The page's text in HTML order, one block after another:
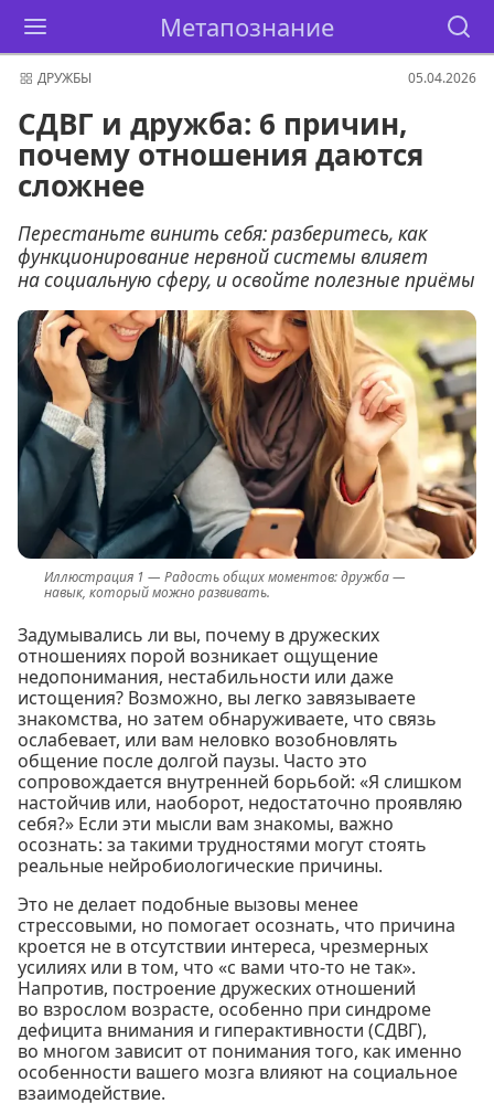
Метапознание
ДРУЖБЫ 05.04.2026
СДВГ и дружба: 6 причин,
почему отношения даются
сложнее
Перестаньте винить себя: разберитесь, как
функционирование нервной системы влияет
на социальную сферу, и освойте полезные приёмы
Радость общих моментов: дружба —
навык, который можно развивать.
Задумывались ли вы, почему в дружеских
отношениях порой возникает ощущение
недопонимания, нестабильности или даже
истощения? Возможно, вы легко завязываете
знакомства, но затем обнаруживаете, что связь
ослабевает, или вам неловко возобновлять
общение после долгой паузы. Часто это
сопровождается внутренней борьбой: «Я слишком
настойчив или, наоборот, недостаточно проявляю
себя?» Если эти мысли вам знакомы, важно
осознать: за такими трудностями могут стоять
реальные нейробиологические причины.
Это не делает подобные вызовы менее
стрессовыми, но помогает осознать, что причина
кроется не в отсутствии интереса, чрезмерных
усилиях или в том, что «с вами что-то не так».
Напротив, построение дружеских отношений
во взрослом возрасте, особенно при синдроме
дефицита внимания и гиперактивности (СДВГ),
во многом зависит от понимания того, как именно
особенности вашего мозга влияют на социальное
взаимодействие.